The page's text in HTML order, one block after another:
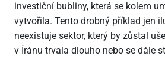
investiční bubliny, která se kolem
vytvořila. Tento drobný příklad jen
neexistuje sektor, který by zůstal
v Íránu trvala dlouho nebo se dále